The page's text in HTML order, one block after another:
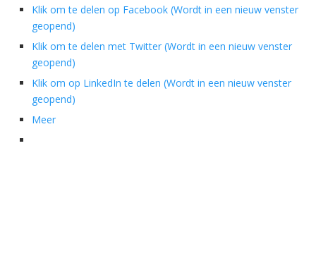
Klik om te delen op Facebook (Wordt in een nieuw venster
geopend)
Klik om te delen met Twitter (Wordt in een nieuw venster
geopend)
Klik om op LinkedIn te delen (Wordt in een nieuw venster
geopend)
Meer